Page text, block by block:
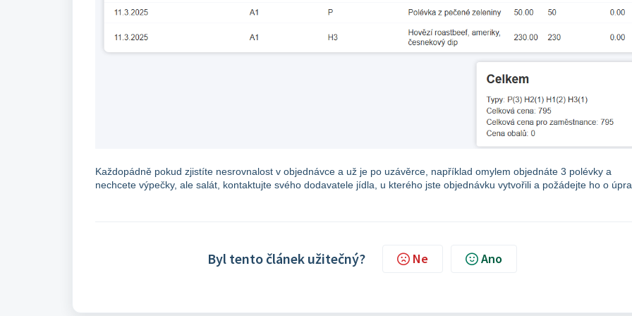
Každopádně pokud zjistíte nesrovnalost v objednávce a už je po uzávěrce, například omylem objednáte 3 polévky a
nechcete výpečky, ale salát, kontaktujte svého dodavatele jídla, u kterého jste objednávku vytvořili a požádejte ho o
Byl tento článek užitečný? Ne Ano